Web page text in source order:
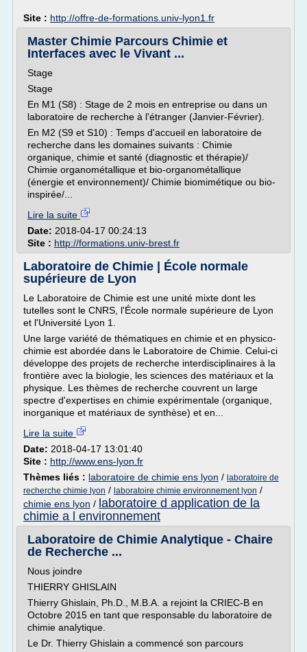
Site : http://offre-de-formations.univ-lyon1.fr
Master Chimie Parcours Chimie et
Interfaces avec le Vivant ...
Stage
Stage
En M1 (S8) : Stage de 2 mois en entreprise ou dans un
laboratoire de recherche à l'étranger (Janvier-Février).
En M2 (S9 et S10) : Temps d'accueil en laboratoire de
recherche dans les domaines suivants : Chimie
organique, chimie et santé (diagnostic et thérapie)/
Chimie organométallique et bio-organométallique
(énergie et environnement)/ Chimie biomimétique ou bio-
inspirée/...
Lire la suite
Date: 2018-04-17 00:24:13
Site : http://formations.univ-brest.fr
Laboratoire de Chimie | École normale
supérieure de Lyon
Le Laboratoire de Chimie est une unité mixte dont les
tutelles sont le CNRS, l'École normale supérieure de Lyon
et l'Université Lyon 1.
Une large variété de thématiques en chimie et en physico-
chimie est abordée dans le Laboratoire de Chimie. Celui-ci
développe des projets de recherche interdisciplinaires à la
frontière avec la biologie, les sciences des matériaux et la
physique. Les thèmes de recherche couvrent un large
spectre d'expertises en chimie expérimentale (organique,
inorganique et matériaux de synthèse) et en...
Lire la suite
Date: 2018-04-17 13:01:40
Site : http://www.ens-lyon.fr
Thèmes liés : laboratoire de chimie ens lyon / laboratoire de
recherche chimie lyon / laboratoire chimie environnement lyon /
chimie ens lyon / laboratoire d application de la
chimie a l environnement
Laboratoire de Chimie Analytique - Chaire
de Recherche ...
Nous joindre
THIERRY GHISLAIN
Thierry Ghislain, Ph.D., M.B.A. a rejoint la CRIEC-B en
Octobre 2015 en tant que responsable du laboratoire de
chimie analytique.
Le Dr. Thierry Ghislain a commencé son parcours